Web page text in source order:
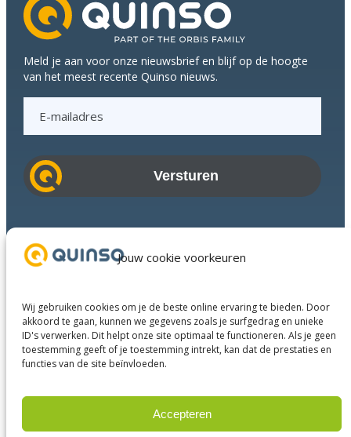
Jouw cookie voorkeuren
Wij gebruiken cookies om je de beste online ervaring te bieden. Door
akkoord te gaan, kunnen we gegevens zoals je surfgedrag en unieke
ID's verwerken. Dit helpt onze site optimaal te functioneren. Als je geen
toestemming geeft of je toestemming intrekt, kan dat de prestaties en
functies van de site beïnvloeden.
Accepteren
elkaar
tijdens
Q-
meeting
Meld je aan voor onze nieuwsbrief en blijf op de hoogte
van het meest recente Quinso nieuws.
a
i
a
d
r
s
Succesverhalen
Over ons
Businesspartners
Contact
LinkedInInstagramFacebook YouTube